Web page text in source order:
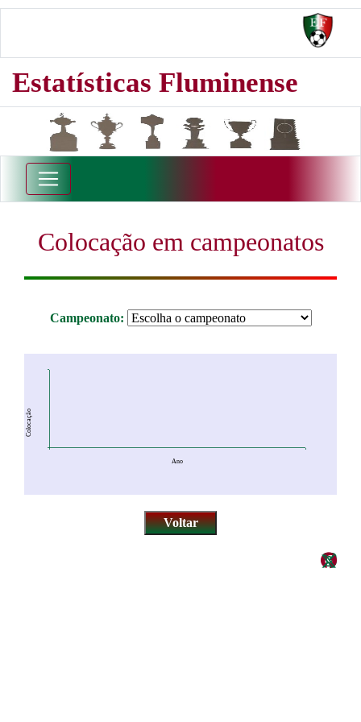
Estatísticas Fluminense
Colocação em campeonatos
Campeonato:
Ano
Colocação